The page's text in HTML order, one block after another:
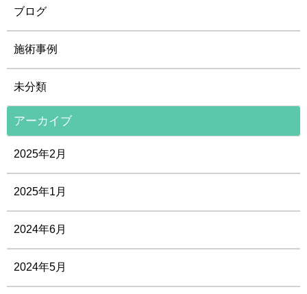
ブログ
施術事例
未分類
アーカイブ
2025年2月
2025年1月
2024年6月
2024年5月